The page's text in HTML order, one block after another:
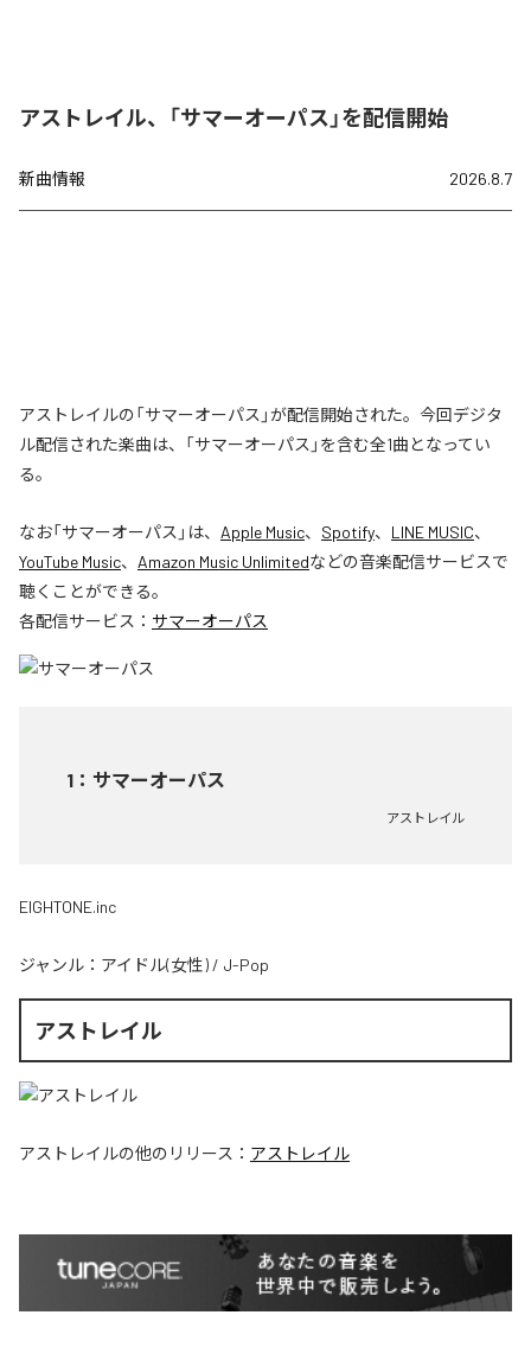
アストレイル、「サマーオーパス」を配信開始
新曲情報 2026.8.7
アストレイルの「サマーオーパス」が配信開始された。今回デジタ
ル配信された楽曲は、「サマーオーパス」を含む全1曲となってい
る。
なお「サマーオーパス 」は、 Apple Music、 Spotify、 LINE MUSIC、
YouTube Music、 Amazon Music Unlimitedなどの音楽配信サービスで
聴くことができる。
各配信サービス： サマーオーパス
1 ： サマーオーパス
アストレイル
EIGHTONE.inc
ジャンル： アイドル(女性) / J-Pop
アストレイル
アストレイルの他のリリース： アストレイル